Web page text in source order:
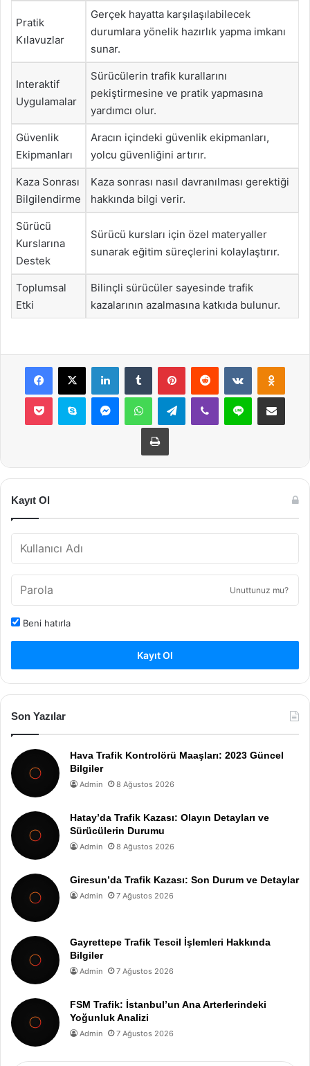
Pratik
Kılavuzlar
Gerçek hayatta karşılaşılabilecek
durumlara yönelik hazırlık yapma imkanı
sunar.
Interaktif
Uygulamalar
Sürücülerin trafik kurallarını
pekiştirmesine ve pratik yapmasına
yardımcı olur.
Güvenlik
Ekipmanları
Aracın içindeki güvenlik ekipmanları,
yolcu güvenliğini artırır.
Kaza Sonrası
Bilgilendirme
Kaza sonrası nasıl davranılması gerektiği
hakkında bilgi verir.
Sürücü
Kurslarına
Destek
Sürücü kursları için özel materyaller
sunarak eğitim süreçlerini kolaylaştırır.
Toplumsal
Etki
Bilinçli sürücüler sayesinde trafik
kazalarının azalmasına katkıda bulunur.
Facebook
X LinkedInTumblr PinterestReddit VKontakte
Pocket Skype MessengerWhatsAppTelegramViber Line E-Posta ile
Yazdır
Kayıt Ol
Unuttunuz mu?
Beni hatırla
Kayıt Ol
Son Yazılar
Hava Trafik Kontrolörü Maaşları: 2023 Güncel
Bilgiler
Admin 8 Ağustos 2026
Hatay’da Trafik Kazası: Olayın Detayları ve
Sürücülerin Durumu
Admin 8 Ağustos 2026
Giresun’da Trafik Kazası: Son Durum ve Detaylar
Admin 7 Ağustos 2026
Gayrettepe Trafik Tescil İşlemleri Hakkında
Bilgiler
Admin 7 Ağustos 2026
FSM Trafik: İstanbul’un Ana Arterlerindeki
Yoğunluk Analizi
Admin 7 Ağustos 2026